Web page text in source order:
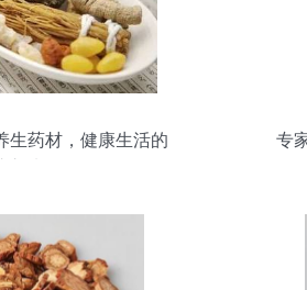
生药材，健康生活的
专